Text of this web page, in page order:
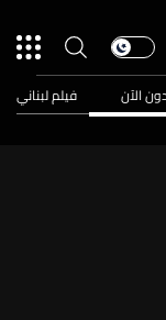
الآن فيلم لبناني